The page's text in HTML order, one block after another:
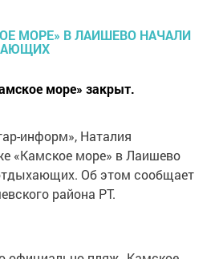
море» закрыт.
информ», Наталия
«Камское море» в Лаишево
Об этом сообщает
района РТ.